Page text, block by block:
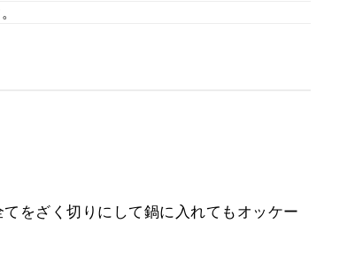
をざく切りにして鍋に入れてもオッケー